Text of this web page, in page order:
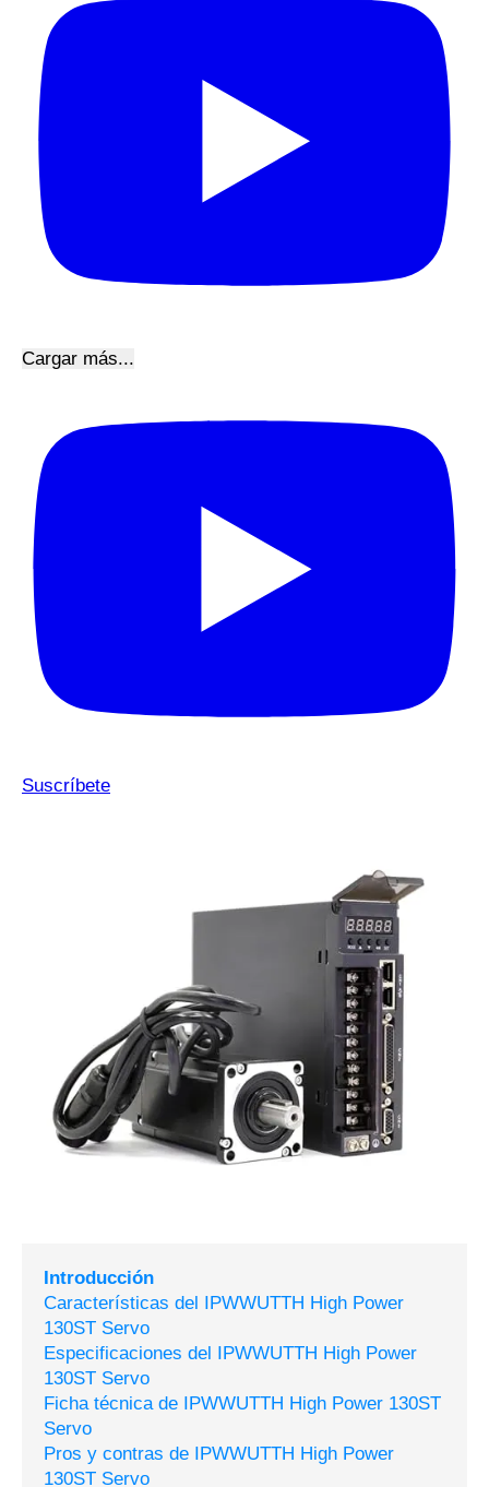
Cargar más...
Suscríbete
Introducción
Características del IPWWUTTH High Power
130ST Servo
Especificaciones del IPWWUTTH High Power
130ST Servo
Ficha técnica de IPWWUTTH High Power 130ST
Servo
Pros y contras de IPWWUTTH High Power
130ST Servo